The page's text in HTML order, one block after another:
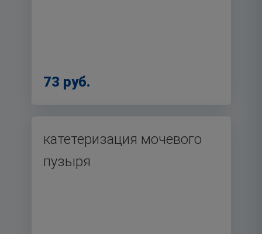
73 руб.
катетеризация мочевого
пузыря